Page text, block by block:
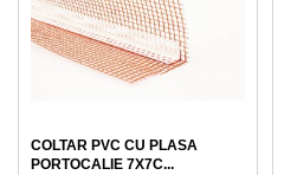
COLTAR PVC CU PLASA
PORTOCALIE 7X7C...